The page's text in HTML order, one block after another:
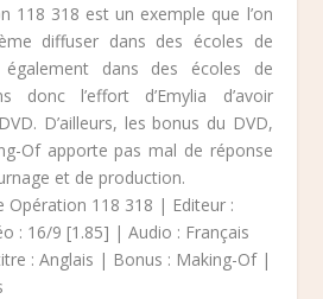
118 318 est un exemple que l’on
diffuser dans des écoles de
également dans des écoles de
donc l’effort d’Emylia d’avoir
D’ailleurs, les bonus du DVD,
Of apporte pas mal de réponse
et de production.
Opération 118 318 | Editeur :
: 16/9 [1.85] | Audio : Français
: Anglais | Bonus : Making-Of |